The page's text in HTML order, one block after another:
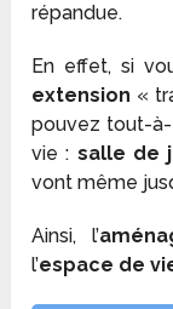
répandue.
En effet, si
extension «
pouvez tout-
vie : salle de
vont même
Ainsi, l’
l’espace de